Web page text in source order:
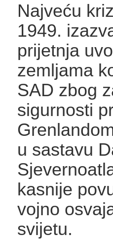
Najveću
1949.
prijetnja
zemljama
SAD zbog
sigurnosti
u sastavu
kasnije
vojno
svijetu.